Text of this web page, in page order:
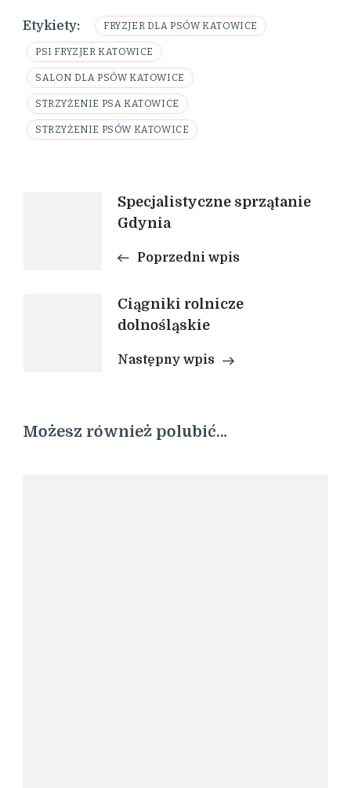
Etykiety: FRYZJER DLA PSÓW KATOWICE
PSI FRYZJER KATOWICE
SALON DLA PSÓW KATOWICE
STRZYŻENIE PSA KATOWICE
STRZYŻENIE PSÓW KATOWICE
NawigacjaSpecjalistyczne sprzątanie
Gdynia
Poprzedni wpis
Ciągniki rolnicze
dolnośląskie
Następny wpis
Możesz również polubić…